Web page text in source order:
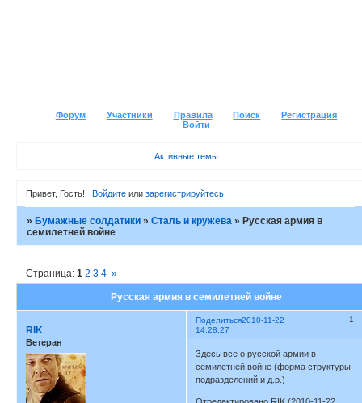
Форум Участники Правила Поиск
Регистрация
Войти
Активные темы
Привет, Гость! Войдитеили зарегистрируйтесь.
»Бумажные солдатики »Сталь и кружева »Русская армия в
семилетней войне
Русская армия в семилетней войне
Страница:1 2 3 4 »
Поделиться 1
2010-11-22
14:28:27
RIK
Ветеран
Здесь все о русской армии в
семилетней войне (форма структуры
подразделений и д.р.)